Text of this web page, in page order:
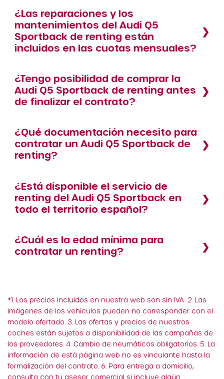
¿Las reparaciones y los
mantenimientos del Audi Q5
Sportback de renting están
incluidos en las cuotas mensuales?
¿Tengo posibilidad de comprar la
Audi Q5 Sportback de renting antes
de finalizar el contrato?
¿Qué documentación necesito para
contratar un Audi Q5 Sportback de
renting?
¿Está disponible el servicio de
renting del Audi Q5 Sportback en
todo el territorio español?
¿Cuál es la edad mínima para
contratar un renting?
*1. Los precios incluidos en nuestra web son sin IVA. 2. Las
imágenes de los vehículos pueden no corresponder con el
modelo ofertado. 3. Las ofertas y precios de nuestros
coches están sujetos a disponibilidad de las campañas de
los proveedores. 4. Cambio de neumáticos obligatorios. 5. La
información de está página web no es vinculante hasta la
formalización del contrato. 6. Para entrega a domicilio,
consulta con tu asesor comercial si incluye algún